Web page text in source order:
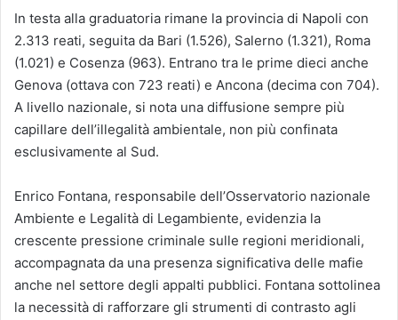
In testa alla graduatoria rimane la provincia di Napoli con
2.313 reati, seguita da Bari (1.526), Salerno (1.321), Roma
(1.021) e Cosenza (963). Entrano tra le prime dieci anche
Genova (ottava con 723 reati) e Ancona (decima con 704).
A livello nazionale, si nota una diffusione sempre più
capillare dell’illegalità ambientale, non più confinata
esclusivamente al Sud.
Enrico Fontana, responsabile dell’Osservatorio nazionale
Ambiente e Legalità di Legambiente, evidenzia la
crescente pressione criminale sulle regioni meridionali,
accompagnata da una presenza significativa delle mafie
anche nel settore degli appalti pubblici. Fontana sottolinea
la necessità di rafforzare gli strumenti di contrasto agli